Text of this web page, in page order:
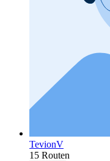
TevionV
15 Routen